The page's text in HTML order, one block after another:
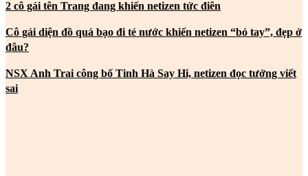
2 cô gái tên Trang đang khiến netizen tức điên
Cô gái diện đồ quá bạo đi té nước khiến netizen “bó tay”, đẹp ở
đâu?
NSX Anh Trai công bố Tinh Hà Say Hi, netizen đọc tưởng viết
sai